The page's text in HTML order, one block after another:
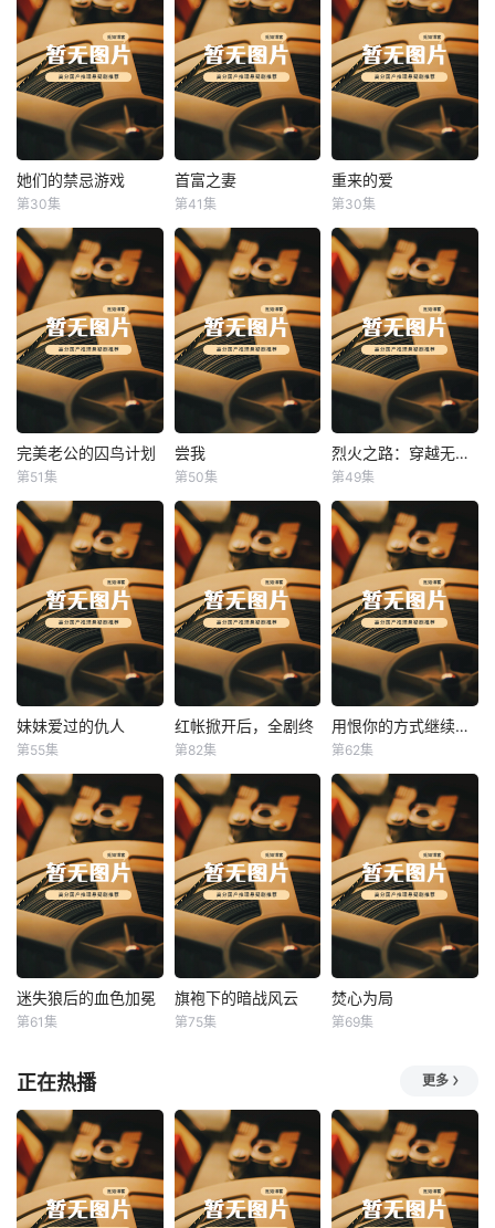
她们的禁忌游戏
她们的禁忌游戏
第30集
首富之妻
首富之妻
第41集
重来的爱
重来的爱
第30集
完美老公的囚鸟计划
完美老公的囚鸟计划
第51集
尝我
尝我
第50集
烈火之路：穿越无人区 烈火之路：穿越无人区
第49集
妹妹爱过的仇人
妹妹爱过的仇人
第55集
红帐掀开后，全剧终
红帐掀开后，全剧终
第82集
用恨你的方式继续爱你 用恨你的方式继续爱你
第62集
迷失狼后的血色加冕
迷失狼后的血色加冕
第61集
旗袍下的暗战风云
旗袍下的暗战风云
第75集
焚心为局
焚心为局
第69集
正在热播 更多